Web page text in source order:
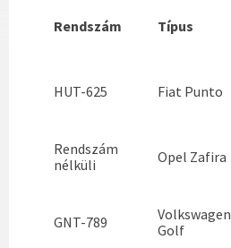
Rendszám Típus
HUT-625 Fiat Punto
Rendszám
nélküli
Opel Zafira
GNT-789
Volkswagen
Golf